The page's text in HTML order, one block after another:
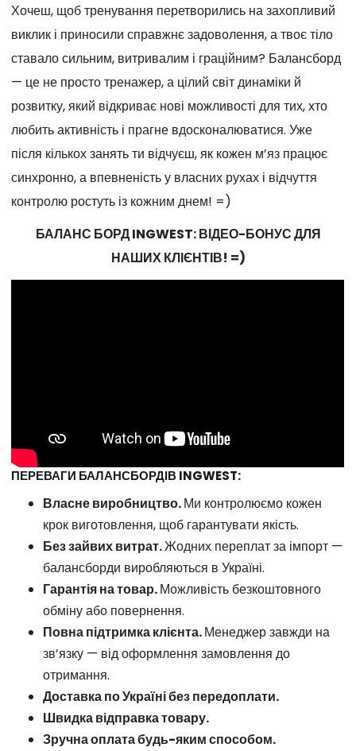
Хочеш, щоб тренування перетворились на захопливий
виклик і приносили справжнє задоволення, а твоє тіло
ставало сильним, витривалим і граційним? Балансборд
— це не просто тренажер, а цілий світ динаміки й
розвитку, який відкриває нові можливості для тих, хто
любить активність і прагне вдосконалюватися. Уже
після кількох занять ти відчуєш, як кожен м’яз працює
синхронно, а впевненість у власних рухах і відчуття
контролю ростуть із кожним днем! =)
БАЛАНС БОРД INGWEST: ВІДЕО-БОНУС ДЛЯ
НАШИХ КЛІЄНТІВ! =)
ПЕРЕВАГИ БАЛАНСБОРДІВ INGWEST:
Власне виробництво.Ми контролюємо кожен
крок виготовлення, щоб гарантувати якість.
Без зайвих витрат.Жодних переплат за імпорт —
балансборди виробляються в Україні.
Гарантія на товар.Можливість безкоштовного
обміну або повернення.
Повна підтримка клієнта.Менеджер завжди на
зв’язку — від оформлення замовлення до
отримання.
Доставка по Україні без передоплати.
Швидка відправка товару.
Зручна оплата будь-яким способом.